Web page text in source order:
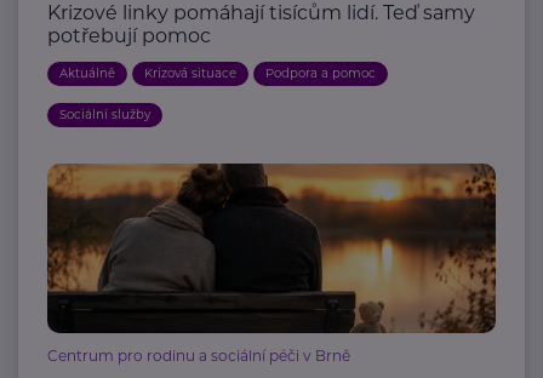
Krizové linky pomáhají tisícům lidí. Teď samy
potřebují pomoc
Aktuálně Krizová situace Podpora a pomoc
Sociální služby
Centrum pro rodinu a sociální péči v Brně